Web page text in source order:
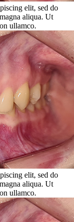
elit, sed do
aliqua. Ut
ullamco.
elit, sed do
aliqua. Ut
ullamco.